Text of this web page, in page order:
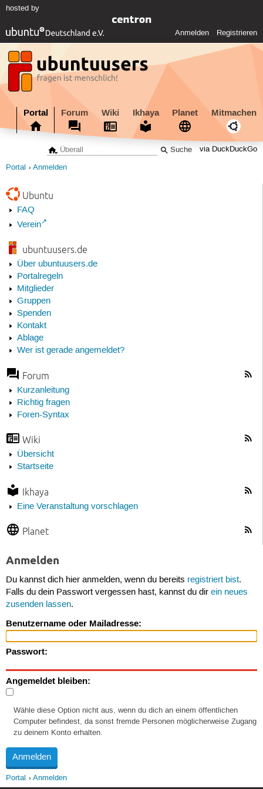
hosted by
Anmelden Registrieren
Portal Forum Wiki Ikhaya Planet Mitmachen
via DuckDuckGo
Portal Anmelden
Ubuntu
FAQ
Verein
ubuntuusers.de
Über ubuntuusers.de
Portalregeln
Mitglieder
Gruppen
Spenden
Kontakt
Ablage
Wer ist gerade angemeldet?
Forum
Kurzanleitung
Richtig fragen
Foren-Syntax
Wiki
Übersicht
Startseite
Ikhaya
Eine Veranstaltung vorschlagen
Planet
Anmelden
Du kannst dich hier anmelden, wenn du bereits registriert bist.
Falls du dein Passwort vergessen hast, kannst du dir ein neues
zusenden lassen.
Benutzername oder Mailadresse:
Passwort:
Angemeldet bleiben:
Wähle diese Option nicht aus, wenn du dich an einem öffentlichen
Computer befindest, da sonst fremde Personen möglicherweise Zugang
zu deinem Konto erhalten.
Portal Anmelden